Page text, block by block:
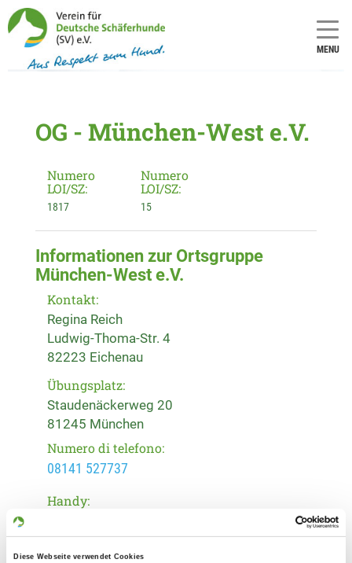
Diese Webseite verwendet Cookies
MENU
OG - München-West e.V.
Numero
LOI/SZ:
1817
Numero
LOI/SZ:
15
Informationen zur Ortsgruppe
München-West e.V.
Kontakt:
Regina Reich
Ludwig-Thoma-Str. 4
82223 Eichenau
Übungsplatz:
Staudenäckerweg 20
81245 München
Numero di telefono:
08141 527737
Handy:
E-Mail: